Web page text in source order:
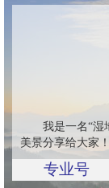
我是一名“湿
美景分享给大家！
专业号